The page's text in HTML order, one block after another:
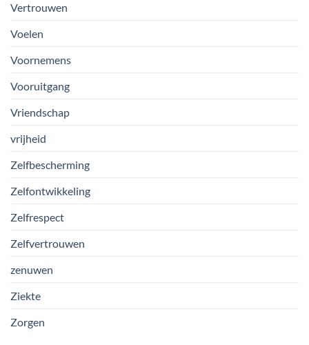
Vertrouwen
Voelen
Voornemens
Vooruitgang
Vriendschap
vrijheid
Zelfbescherming
Zelfontwikkeling
Zelfrespect
Zelfvertrouwen
zenuwen
Ziekte
Zorgen